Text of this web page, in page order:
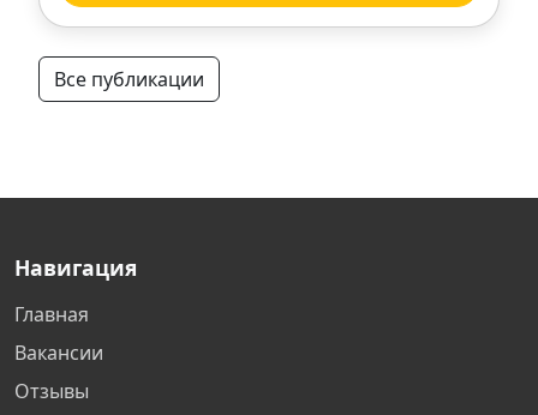
Тверь
Самара
Все публикации
Навигация
Главная
Вакансии
Отзывы